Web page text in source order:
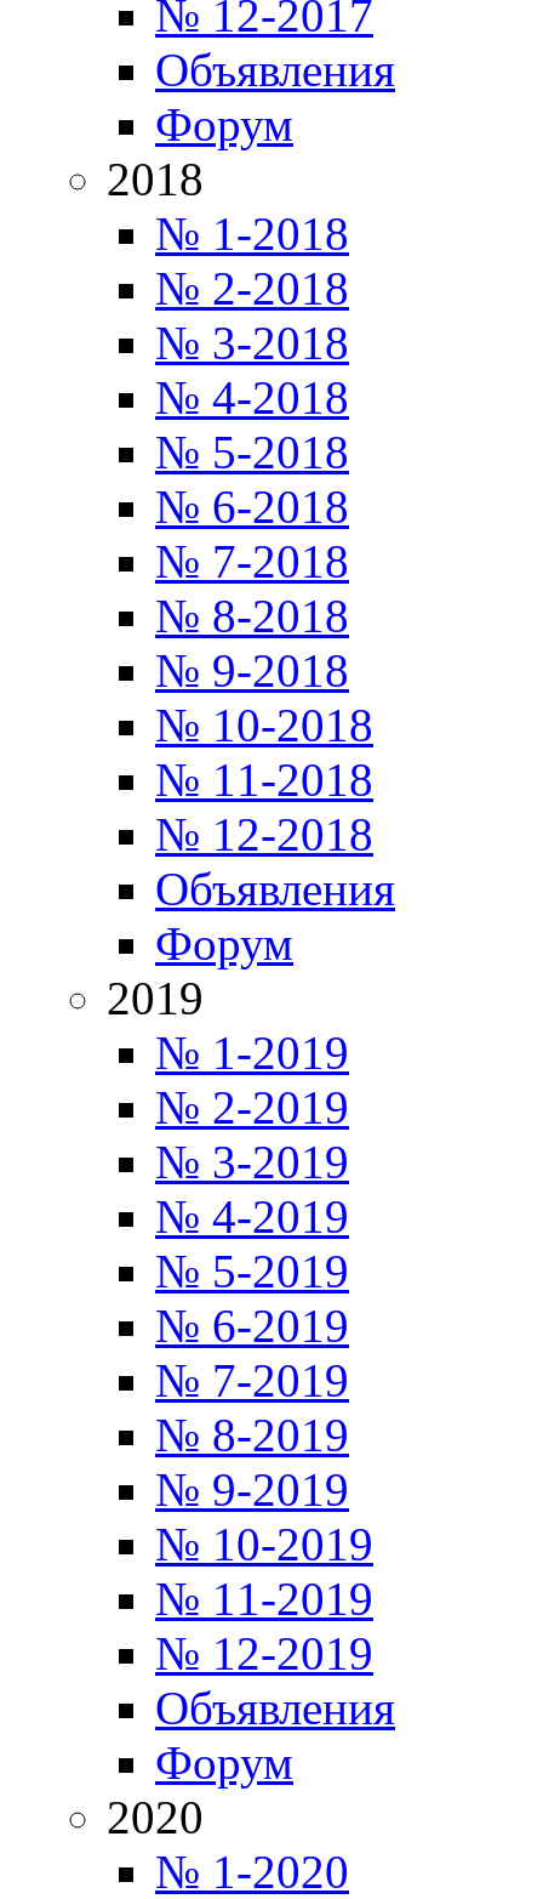
№ 12-2017
Объявления
Форум
2018
№ 1-2018
№ 2-2018
№ 3-2018
№ 4-2018
№ 5-2018
№ 6-2018
№ 7-2018
№ 8-2018
№ 9-2018
№ 10-2018
№ 11-2018
№ 12-2018
Объявления
Форум
2019
№ 1-2019
№ 2-2019
№ 3-2019
№ 4-2019
№ 5-2019
№ 6-2019
№ 7-2019
№ 8-2019
№ 9-2019
№ 10-2019
№ 11-2019
№ 12-2019
Объявления
Форум
2020
№ 1-2020